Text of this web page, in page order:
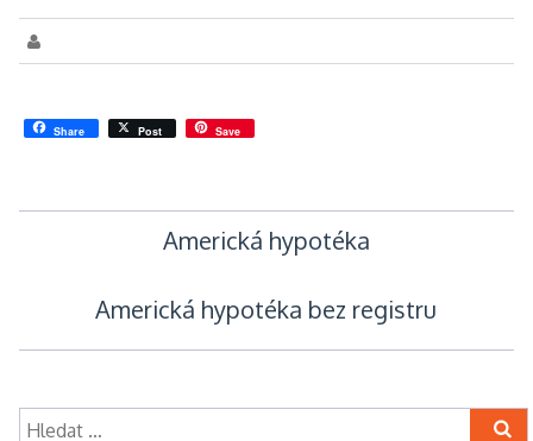
Share Post Save
NavigaceAmerická hypotéka
Americká hypotéka bez registru
Vyhledávání